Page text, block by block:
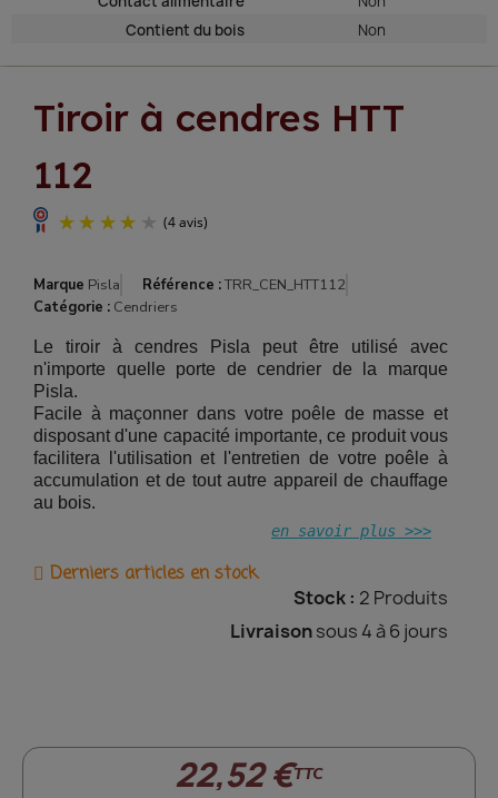
Contient du bois
Non
Tiroir à cendres HTT
112
(4 avis)
Marque Pisla Référence :TRR_CEN_HTT112
Catégorie : Cendriers
Le tiroir à cendres Pisla peut être utilisé avec
n'importe quelle porte de cendrier de la marque
Pisla.
Facile à maçonner dans votre poêle de masse et
disposant d'une capacité importante, ce produit vous
facilitera l'utilisation et l'entretien de votre poêle à
accumulation et de tout autre appareil de chauffage
au bois.
en savoir plus >>>
Derniers articles en stock
Stock : 2 Produits
Livraisonsous 4 à 6 jours
22,52 €TTC